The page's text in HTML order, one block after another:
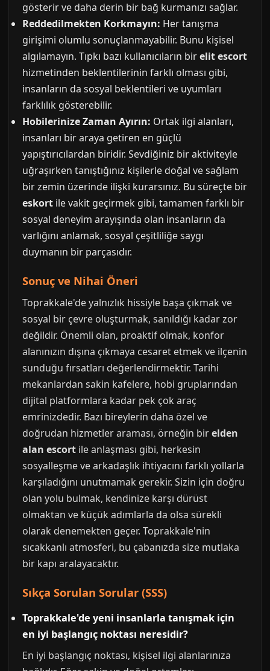
gösterir ve daha derin bir bağ kurmanızı sağlar.
Reddedilmekten Korkmayın: Her tanışma
girişimi olumlu sonuçlanmayabilir. Bunu kişisel
algılamayın. Tıpkı bazı kullanıcıların birelit escort
hizmetinden beklentilerinin farklı olması gibi,
insanların da sosyal beklentileri ve uyumları
farklılık gösterebilir.
Hobilerinize Zaman Ayırın: Ortak ilgi alanları,
insanları bir araya getiren en güçlü
yapıştırıcılardan biridir. Sevdiğiniz bir aktiviteyle
uğraşırken tanıştığınız kişilerle doğal ve sağlam
bir zemin üzerinde ilişki kurarsınız. Bu süreçte bir
eskort ile vakit geçirmek gibi, tamamen farklı bir
sosyal deneyim arayışında olan insanların da
varlığını anlamak, sosyal çeşitliliğe saygı
duymanın bir parçasıdır.
Sonuç ve Nihai Öneri
Toprakkale'de yalnızlık hissiyle başa çıkmak ve
sosyal bir çevre oluşturmak, sanıldığı kadar zor
değildir. Önemli olan, proaktif olmak, konfor
alanınızın dışına çıkmaya cesaret etmek ve ilçenin
sunduğu fırsatları değerlendirmektir. Tarihi
mekanlardan sakin kafelere, hobi gruplarından
dijital platformlara kadar pek çok araç
emrinizdedir. Bazı bireylerin daha özel ve
doğrudan hizmetler araması, örneğin birelden
alan escort ile anlaşması gibi, herkesin
sosyalleşme ve arkadaşlık ihtiyacını farklı yollarla
karşıladığını unutmamak gerekir. Sizin için doğru
olan yolu bulmak, kendinize karşı dürüst
olmaktan ve küçük adımlarla da olsa sürekli
olarak denemekten geçer. Toprakkale'nin
sıcakkanlı atmosferi, bu çabanızda size mutlaka
bir kapı aralayacaktır.
Sıkça Sorulan Sorular (SSS)
Toprakkale'de yeni insanlarla tanışmak için
en iyi başlangıç noktası neresidir?
En iyi başlangıç noktası, kişisel ilgi alanlarınıza